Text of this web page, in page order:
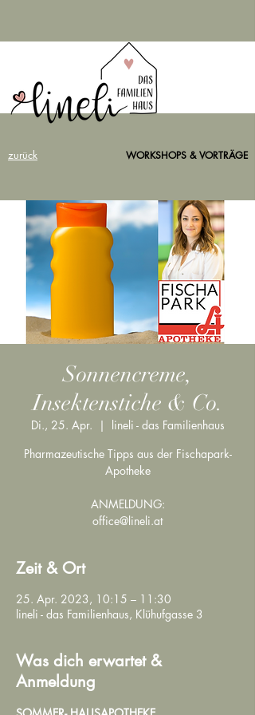
Sonnencreme,
Insektenstiche & Co.
Di., 25. Apr.
  |
lineli - das Familienhaus
Pharmazeutische Tipps aus der Fischapark-
Apotheke
ANMELDUNG:
office@lineli.at
Zeit & Ort
25. Apr. 2023, 10:15 – 11:30
lineli - das Familienhaus, Klühufgasse 3
Was dich erwartet &
Anmeldung
zurück WORKSHOPS & VORTRÄGE